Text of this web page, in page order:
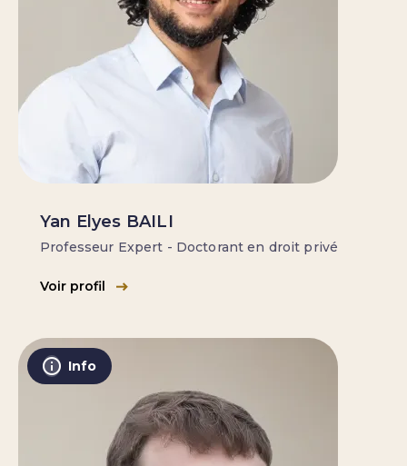
Yan Elyes BAILI
Professeur Expert - Doctorant en droit privé
Voir profil
Info